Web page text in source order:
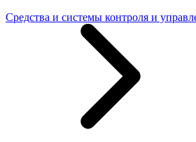
Средства и системы контроля и